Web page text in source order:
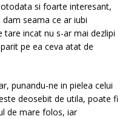
si foarte interesant,
seama ce ar iubi
incat nu s-ar mai dezlipi
pe ea ceva atat de
punandu-ne in pielea celui
deosebit de utila, poate fi
de mare folos, iar